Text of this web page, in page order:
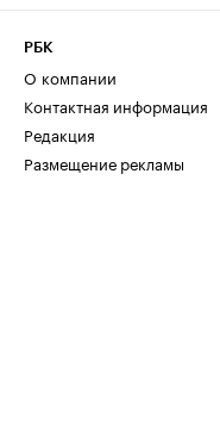
РБК
О компании
Контактная информация
Редакция
Размещение рекламы